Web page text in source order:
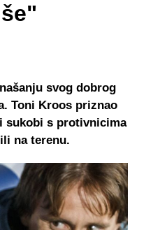
svog dobrog
Toni Kroos priznao
sukobi s protivnicima
na terenu.